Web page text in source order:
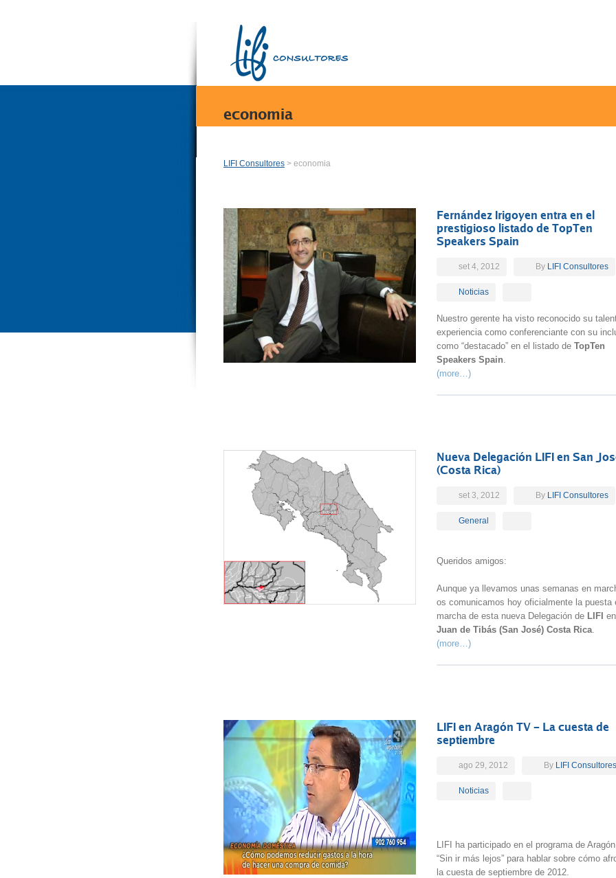
economia
LIFI Consultores > economia
Fernández Irigoyen entra en el
prestigioso listado de TopTen
Speakers Spain
set 4, 2012 By LIFI Consultores
Noticias
Nuestro gerente ha visto reconocido su
experiencia como conferenciante con su
como “destacado” en el listado de TopTen
Speakers Spain.
(more…)
Nueva Delegación LIFI en San
(Costa Rica)
set 3, 2012 By LIFI Consultores
General
Queridos amigos:
Aunque ya llevamos unas semanas en
os comunicamos hoy oficialmente la puesta
marcha de esta nueva Delegación de LIFI en
Juan de Tibás (San José) Costa Rica.
(more…)
LIFI en Aragón TV – La cuesta de
septiembre
ago 29, 2012 By LIFI Consultores
Noticias
LIFI ha participado en el programa de
“Sin ir más lejos” para hablar sobre cómo
la cuesta de septiembre de 2012.